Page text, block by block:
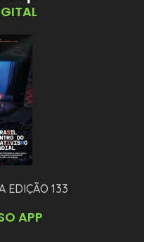
EDIÇÃO 133
APP